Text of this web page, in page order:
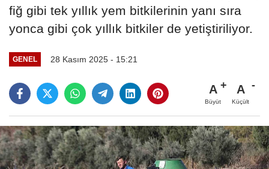
fiğ gibi tek yıllık yem bitkilerinin yanı sıra
yonca gibi çok yıllık bitkiler de yetiştiriliyor.
GENEL 28 Kasım 2025 - 15:21
A
Büyüt
A
Küçült